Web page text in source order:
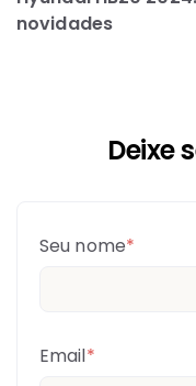
novidades
Deixe
Seu nome*
Email*